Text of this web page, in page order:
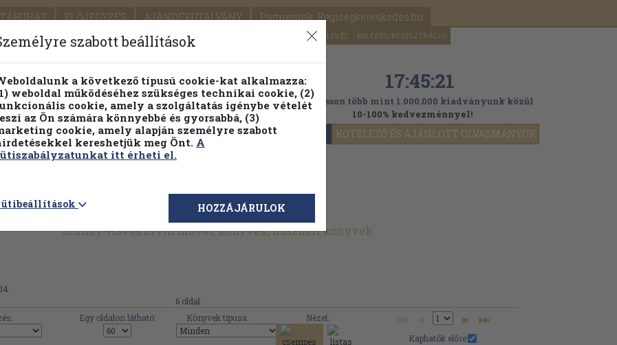
ELŐJEGYZÉS AJÁNDÉKUTALVÁNY Partnerünk: Régiségkereskedés.hu
SEGÍTSÉG HÍRLEVÉL BELÉPÉS/REGISZTRÁCIÓ
PILLANATNYI ÁRAINK FENNTARTHATÓ OLVASMÁNYOK KÖTELEZŐ ÉS AJÁNLOTT OLVASMÁNYOK
Részletes kereső Témaköri fa 17:45:19
Válogasson több mint 1.000.000 kiadványunk közül
10-100% kedvezménnyel!
Szuhay-Havas Ervin művei, könyvek, használt könyvek
6 oldal
Egy oldalon látható: Könyvek típusa:
Nézet:
Kaphatók előre:
szabott beállítások
a következő típusú cookie-kat alkalmazza:
weboldal működéséhez szükséges technikai cookie, (2)
cookie, amely a szolgáltatás igénybe vételét
az Ön számára könnyebbé és gyorsabbá, (3)
cookie, amely alapján személyre szabott
kereshetjük meg Önt. A
itt érheti el.
HOZZÁJÁRULOK